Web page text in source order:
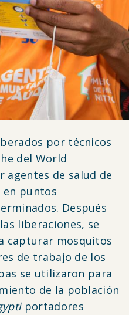
por técnicos
del World
agentes de salud de
puntos
Después
liberaciones, se
capturar mosquitos
de trabajo de los
se utilizaron para
de la población
portadores